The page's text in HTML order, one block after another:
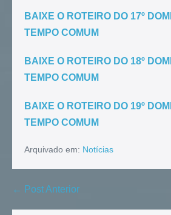
BAIXE O ROTEIRO DO 17º
TEMPO COMUM
BAIXE O ROTEIRO DO 18º
TEMPO COMUM
BAIXE O ROTEIRO DO 19º
TEMPO COMUM
Arquivado em: Notícias
← Post Anterior